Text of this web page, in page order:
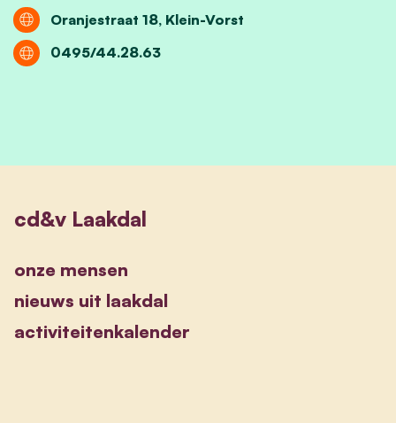
Oranjestraat 18, Klein-Vorst
0495/44.28.63
cd&v Laakdal
onze mensen
nieuws uit laakdal
activiteitenkalender